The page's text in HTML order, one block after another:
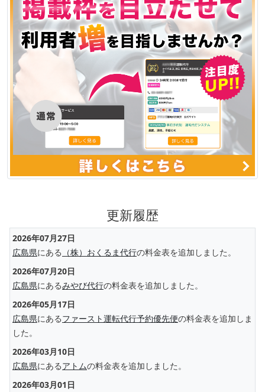
更新履歴
2026年07月27日
広島県にある （株）おくるま代行の料金表を追加しました。
2026年07月20日
広島県にあるみやび代行の料金表を追加しました。
2026年05月17日
広島県にあるファースト運転代行予約優先便の料金表を追加しま
した。
2026年03月10日
広島県にあるアトムの料金表を追加しました。
2026年03月01日